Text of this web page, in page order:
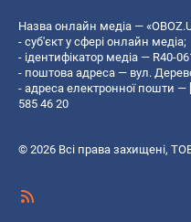
Назва онлайн медіа —
- суб'єкт у сфері онлайн медіа;
- ідентифікатор медіа — R40-
- поштова адреса — вул.
- адреса електронної пошти —
585 46 20
© 2026 Всі права захищені,